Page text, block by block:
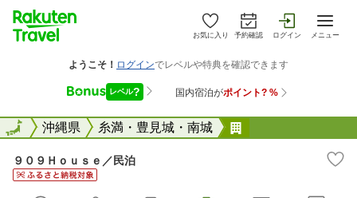
お気に入り 予約確認 ログイン メニュー
全国沖縄県 糸満・豊見城・南城
全国
９０９Ｈｏｕｓｅ／民泊